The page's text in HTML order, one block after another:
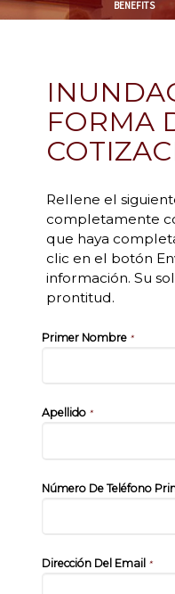
BENEFITS
FORMA
Rellene el
completamente
que haya
clic en el botón
información. Su
prontitud.
Primer Nombre *
Apellido*
Número De Teléfono
Dirección Del Email *